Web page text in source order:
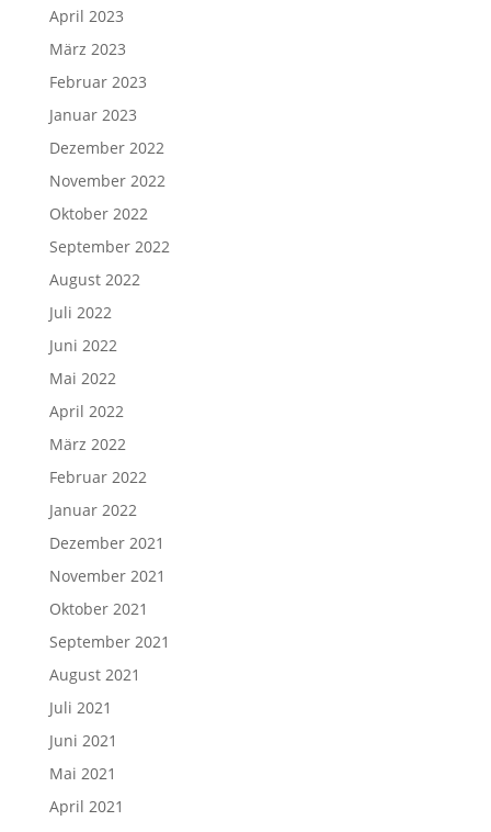
April 2023
März 2023
Februar 2023
Januar 2023
Dezember 2022
November 2022
Oktober 2022
September 2022
August 2022
Juli 2022
Juni 2022
Mai 2022
April 2022
März 2022
Februar 2022
Januar 2022
Dezember 2021
November 2021
Oktober 2021
September 2021
August 2021
Juli 2021
Juni 2021
Mai 2021
April 2021